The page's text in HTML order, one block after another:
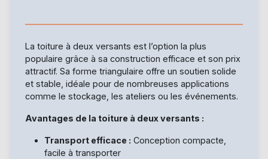
La toiture à deux versants est l’option la plus
populaire grâce à sa construction efficace et son prix
attractif. Sa forme triangulaire offre un soutien solide
et stable, idéale pour de nombreuses applications
comme le stockage, les ateliers ou les événements.
Avantages de la toiture à deux versants :
Transport efficace : Conception compacte,
facile à transporter